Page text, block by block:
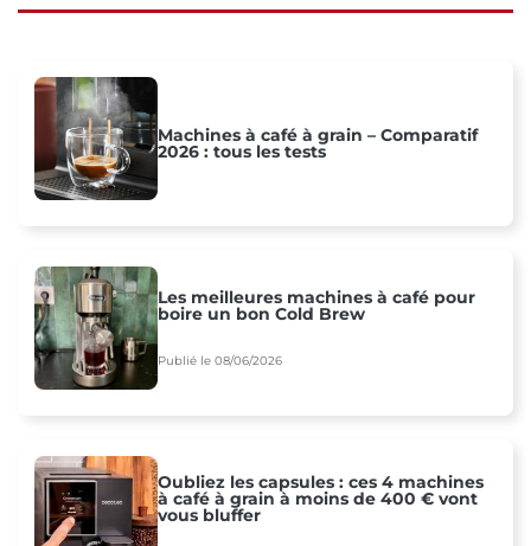
Machines à café à grain – Comparatif
2026 : tous les tests
Les meilleures machines à café pour
boire un bon Cold Brew
Publié le 08/06/2026
Oubliez les capsules : ces 4 machines
à café à grain à moins de 400 € vont
vous bluffer